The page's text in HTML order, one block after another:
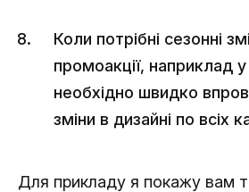
Коли потрібні сезонні
промоакції, наприклад
необхідно швидко
зміни в дизайні по всіх
Для прикладу я покажу вам